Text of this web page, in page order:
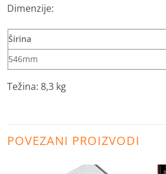
Dimenzije:
Širina
546mm
Težina: 8,3 kg
POVEZANI PROIZVODI